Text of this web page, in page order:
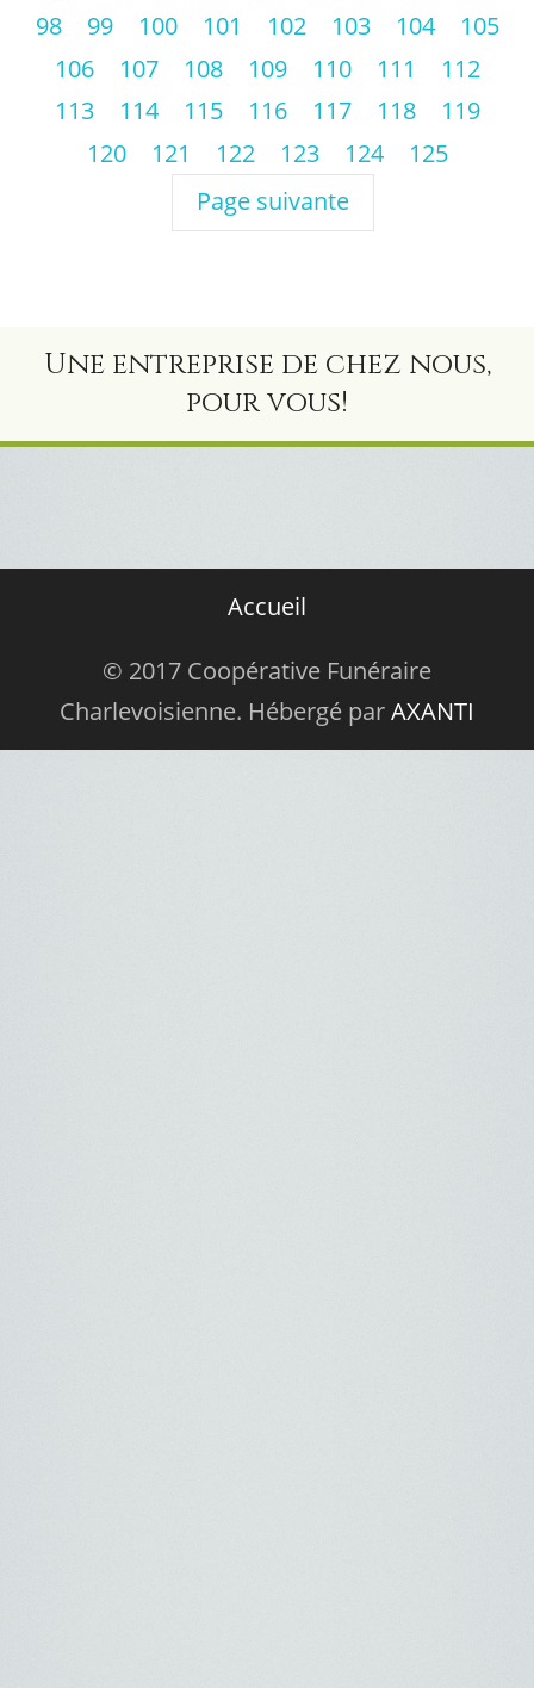
98
99 100 101 102 103 104
105
106
107 108 109 110 111
112
113
114 115 116 117 118
119
120
121 122 123 124
125
Page suivante
Une entreprise de chez nous,
pour vous!
Accueil
© 2017 Coopérative Funéraire
Charlevoisienne. Hébergé parAXANTI